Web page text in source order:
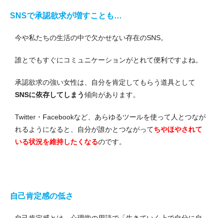
SNSで承認欲求が増すことも…
今や私たちの生活の中で欠かせない存在のSNS。
誰とでもすぐにコミュニケーションがとれて便利ですよね。
承認欲求の強い女性は、自分を肯定してもらう道具として
SNSに依存してしまう傾向があります。
Twitter・Facebookなど、あらゆるツールを使って人とつなが
れるようになると、自分が誰かとつながってちやほやされて
いる状況を維持したくなるのです。
自己肯定感の低さ